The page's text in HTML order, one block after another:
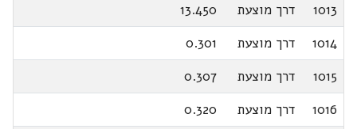
1013
דרך מוצעת
13.450
1014
דרך מוצעת
0.301
1015
דרך מוצעת
0.307
1016
דרך מוצעת 0.320